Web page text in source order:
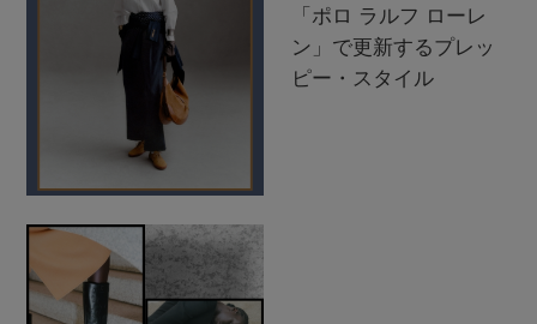
「ポロ ラルフ ローレ
ン」で更新するプレッ
ピー・スタイル